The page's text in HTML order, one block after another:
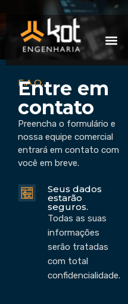
F.A.Q.
Entre em
contato
Preencha o formulário e
nossa equipe comercial
entrará em contato com
você em breve.
Seus dados
estarão
seguros.
Todas as suas
informações
serão tratadas
com total
confidencialidade.